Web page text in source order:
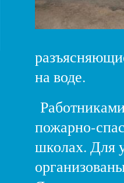
на воде.
пожарно-
школах. Для